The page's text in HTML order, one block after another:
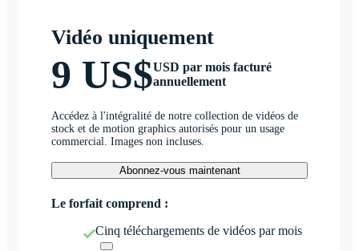
Vidéo uniquement
9 US$USD par mois facturé
annuellement
Accédez à l'intégralité de notre collection de vidéos de
stock et de motion graphics autorisés pour un usage
commercial. Images non incluses.
Abonnez-vous maintenant
Le forfait comprend :
Cinq téléchargements de vidéos par mois